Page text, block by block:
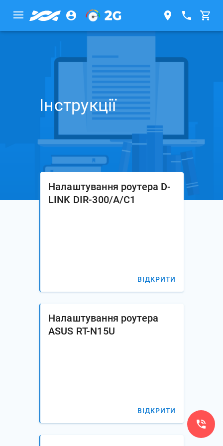
Інструкції
Налаштування роутера D-
LINK DIR-300/A/C1
ВІДКРИТИ
Налаштування роутера
ASUS RT-N15U
ВІДКРИТИ